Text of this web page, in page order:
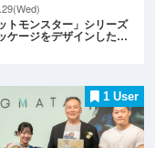
トモンスター」シリーズ
ケージをデザインした…
1 User